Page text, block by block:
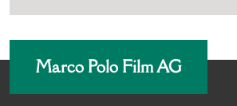
Marco Polo Film AG